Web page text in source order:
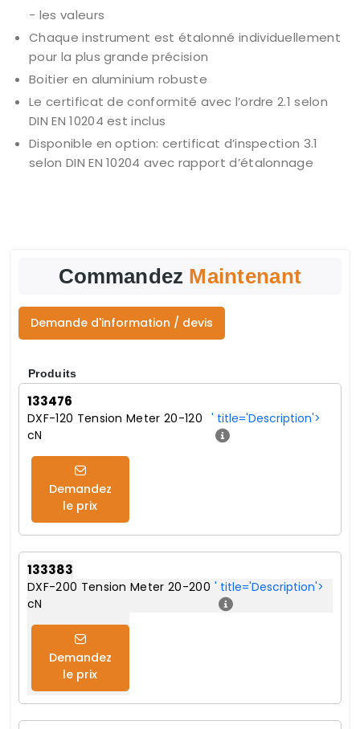
- les valeurs
Chaque instrument est étalonné individuellement
pour la plus grande précision
Boitier en aluminium robuste
Le certificat de conformité avec l’ordre 2.1 selon
DIN EN 10204 est inclus
Disponible en option: certificat d’inspection 3.1
selon DIN EN 10204 avec rapport d’étalonnage
Commandez Maintenant
Demande d'information / devis
Produits
133476
DXF-120 Tension Meter 20-120
cN
' title='Description'>
Demandez
le prix
133383
DXF-200 Tension Meter 20-200
cN
' title='Description'>
Demandez
le prix